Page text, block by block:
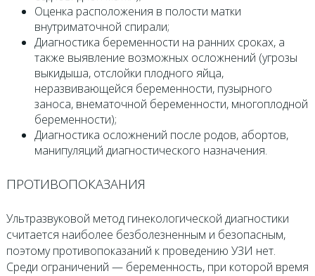
Оценка расположения в полости матки
внутриматочной спирали;
Диагностика беременности на ранних сроках, а
также выявление возможных осложнений (угрозы
выкидыша, отслойки плодного яйца,
неразвивающейся беременности, пузырного
заноса, внематочной беременности, многоплодной
беременности);
Диагностика осложнений после родов, абортов,
манипуляций диагностического назначения.
ПРОТИВОПОКАЗАНИЯ
Ультразвуковой метод гинекологической диагностики
считается наиболее безболезненным и безопасным,
поэтому противопоказаний к проведению УЗИ нет.
Среди ограничений — беременность, при которой время